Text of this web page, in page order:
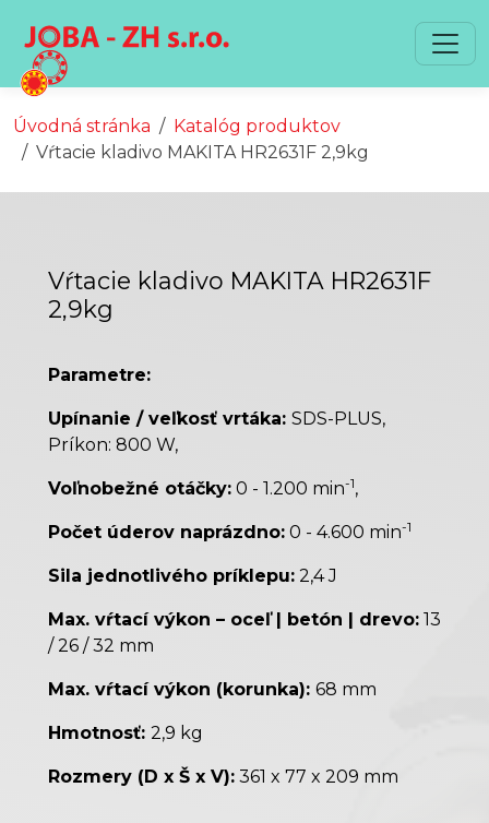
Úvodná stránka
Katalóg produktov
Vŕtacie kladivo MAKITA HR2631F 2,9kg
Vŕtacie kladivo MAKITA HR2631F
2,9kg
Parametre:
Upínanie / veľkosť vrtáka: SDS-PLUS,
Príkon: 800 W,
Voľnobežné otáčky: 0 - 1.200 min-1,
Počet úderov naprázdno: 0 - 4.600 min-1
Sila jednotlivého príklepu: 2,4 J
Max. vŕtací výkon – oceľ | betón | drevo: 13
/ 26 / 32 mm
Max. vŕtací výkon (korunka): 68 mm
Hmotnosť: 2,9 kg
Rozmery (D x Š x V): 361 x 77 x 209 mm